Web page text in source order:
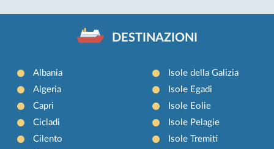
DESTINAZIONI
Albania
Algeria
Capri
Cicladi
Cilento
Isole della Galizia
Isole Egadi
Isole Eolie
Isole Pelagie
Isole Tremiti